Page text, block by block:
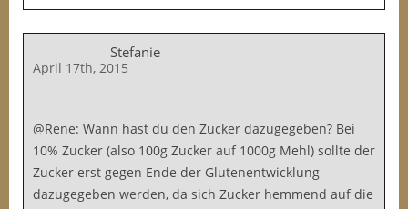
Stefanie
April 17th, 2015
@Rene: Wann hast du den Zucker dazugegeben? Bei
10% Zucker (also 100g Zucker auf 1000g Mehl) sollte der
Zucker erst gegen Ende der Glutenentwicklung
dazugegeben werden, da sich Zucker hemmend auf die